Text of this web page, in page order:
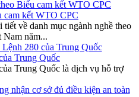
cam kết WTO CPC
về danh mục ngành nghề theo
năm...
Trung Quốc
Trung Quốc là dịch vụ hỗ trợ